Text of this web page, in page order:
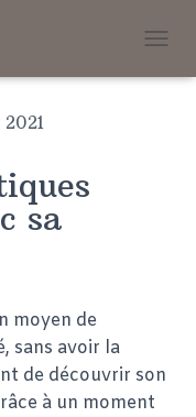
O
N
sa
moyen de
sans avoir la
de découvrir son
à un moment